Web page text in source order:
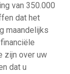
van 350.000
dat het
maandelijks
zijn over uw
dat u